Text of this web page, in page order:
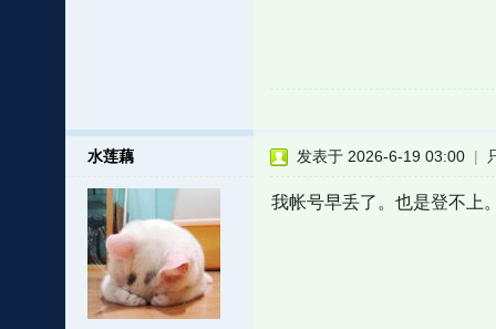
水莲藕 发表于 2026-6-19 03:00 |
我帐号早丢了。也是登不上